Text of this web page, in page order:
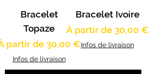
Bracelet
Topaze
partir de 30,00 €
promotionnel
Infos de livraison
Bracelet Ivoire
À partir de 30,00 €
Prix promotionnel
Infos de livraison